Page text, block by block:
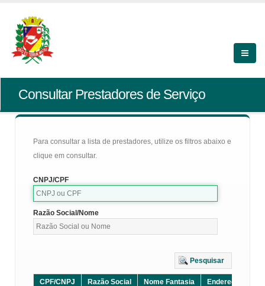
Consultar Prestadores de Serviço
Para consultar a lista de prestadores, utilize os filtros abaixo e
clique em consultar.
CNPJ/CPF
Razão Social/Nome
Pesquisar
CPF/CNPJ Razão Social Nome Fantasia Endereço